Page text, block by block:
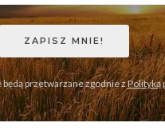
będą przetwarzane zgodnie zPolityką